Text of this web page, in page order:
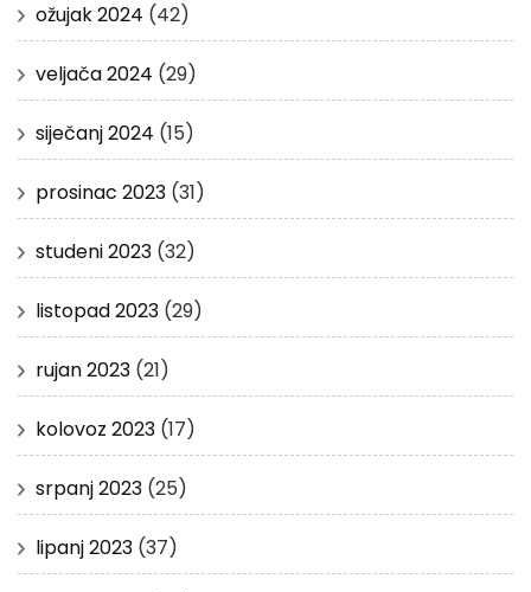
ožujak 2024 (42)
veljača 2024 (29)
siječanj 2024 (15)
prosinac 2023 (31)
studeni 2023 (32)
listopad 2023 (29)
rujan 2023 (21)
kolovoz 2023 (17)
srpanj 2023 (25)
lipanj 2023 (37)